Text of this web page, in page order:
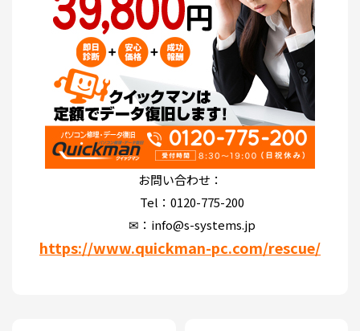
お問い合わせ：
Tel：0120-775-200
✉：info@s-systems.jp
https://www.quickman-pc.com/rescue/